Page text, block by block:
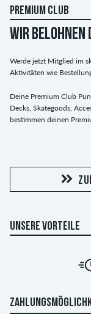
PREMIUM CLUB
WIR BELOHNEN
Werde jetzt Mitglied im
Aktivitäten wie
Deine Premium Club
Decks, Skategoods,
bestimmen deinen
UNSERE VORTEILE